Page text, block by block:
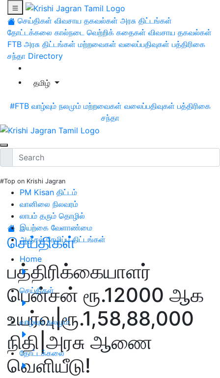
செய்திகள் விவசாய தகவல்கள் அரசு திட்டங்கள்
தோட்டக்கலை கால்நடை வெற்றிக் கதைகள் விவசாய தகவல்கள்
FTB அரசு திட்டங்கள் மற்றவைகள் வலைப்பதிவுகள் பத்திரிகை
சந்தா Directory
தமிழ்
#FTB வாழ்வும் நலமும் மற்றவைகள் வலைப்பதிவுகள் பத்திரிகை
சந்தா
#Top on Krishi Jagran
PM Kisan திட்டம்
வானிலை நிலவரம்
லாபம் தரும் தொழில்
இயற்கை வேளாண்மை
அஞ்சல் சேமிப்பு திட்டங்கள்
Home
செய்திகள்
வாழ்வும் நலமும்
தோட்டக்கலை
செய்திகள்
பத்திரிக்கையாளர்
பென்சன் ரூ.12000 ஆக
உயர்வு|ரூ.1,58,88,000
நிதி|அரசு ஆணை
வெளியீடு!